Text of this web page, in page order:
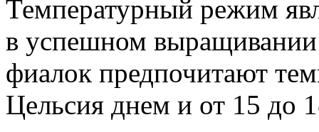
Температурный режим
в успешном
фиалок предпочитают
Цельсия днем и от 15 до